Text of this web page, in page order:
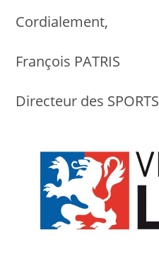
Cordialement,
François PATRIS
Directeur des SPORTS